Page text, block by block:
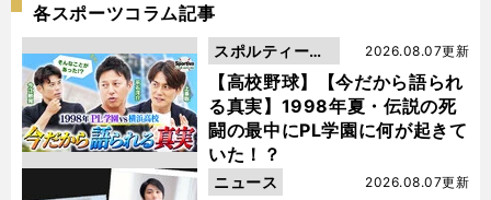
各スポーツコラム記事
【高校野球】【今だから語られ
る真実】1998年夏・伝説の死
闘の最中にPL学園に何が起きて
いた！？
2026.08.07更新
スポルティーバ
動画
2026.08.07更新
ニュース